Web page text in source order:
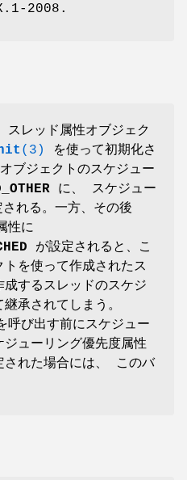
2008.
レッド属性オブジェク
(3)
を使って初期化さ
ブジェクトのスケジュー
に、 スケジュー
れる。一方、その後
に
が設定されると、こ
を使って作成されたス
するスレッドのスケジ
承されてしまう。
呼び出す前にスケジュー
ューリング優先度属性
された場合には、 このバ